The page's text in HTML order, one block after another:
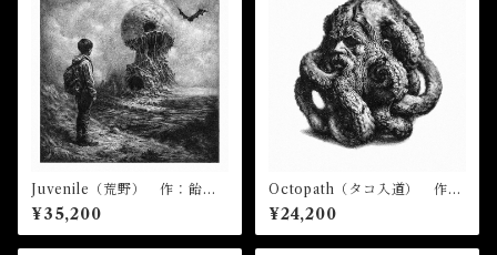
Juvenile（荒野） 作：飴屋
晶貴
¥35,200
Octopath（タコ入道） 作：
飴屋晶貴
¥24,200